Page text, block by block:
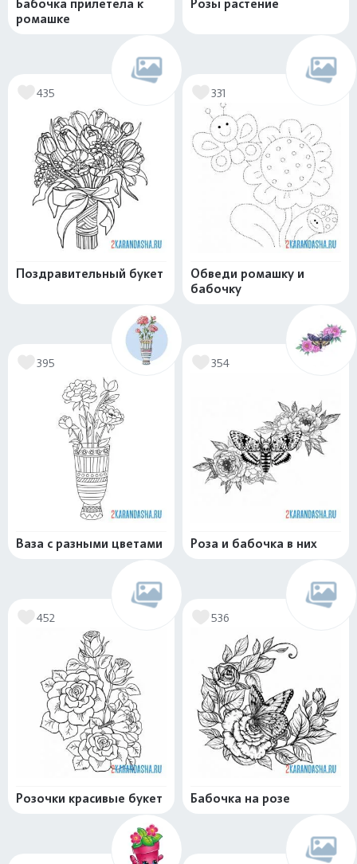
Бабочка прилетела к
ромашке
Розы растение
435
Поздравительный букет
331
Обведи ромашку и
бабочку
395
Ваза с разными цветами
354
Роза и бабочка в них
452
Розочки красивые букет
536
Бабочка на розе